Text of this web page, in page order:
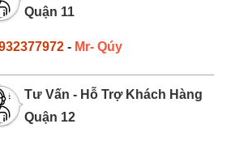
Quận 11
- Mr- Qúy
Tư Vấn - Hỗ Trợ Khách Hàng
Quận 12